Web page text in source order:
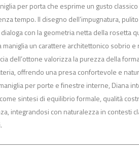
per porta che esprime un gusto classico
tempo. Il disegno dell’impugnatura,
con la geometria netta della rosetta
maniglia un carattere architettonico sobrio e
dell’ottone valorizza la purezza della
offrendo una presa confortevole e
per porte e finestre interne, Diana
sintesi di equilibrio formale, qualità
integrandosi con naturalezza in contesti